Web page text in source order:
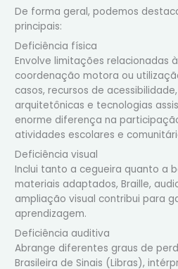
De forma geral, podemos
principais:
Deficiência física
Envolve limitações relacionadas
coordenação motora ou
casos, recursos de
arquitetônicas e tecnologias
enorme diferença na
atividades escolares e
Deficiência visual
Inclui tanto a cegueira quanto a
materiais adaptados, Braille,
ampliação visual contribui para
aprendizagem.
Deficiência auditiva
Abrange diferentes graus de
Brasileira de Sinais (Libras),